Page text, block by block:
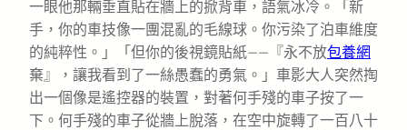
一眼他那輛垂直貼在牆上的掀背車，語氣冰冷。「新
手，你的車技像一團混亂的毛線球。你污染了泊車維度
的純粹性。」「但你的後視鏡貼紙——『永不放包養網
棄』，讓我看到了一絲愚蠢的勇氣。」車影大人突然掏
出一個像是遙控器的裝置，對著何手殘的車子按了一
下。何手殘的車子從牆上脫落，在空中旋轉了一百八十